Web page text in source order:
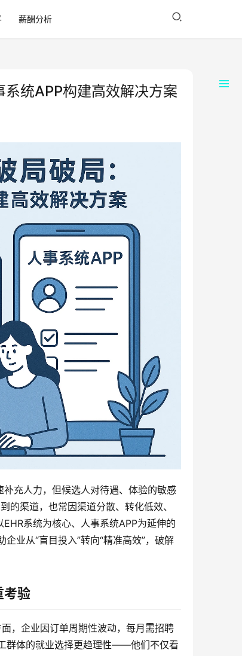
薪酬分析
统APP构建高效解决方案
充人力，但候选人对待遇、体验的敏感
的渠道，也常因渠道分散、转化低效、
系统为核心、人事系统APP为延伸的
企业从“盲目投入”转向“精准高效”，破解
考验
，企业因订单周期性波动，每月需招聘
群体的就业选择更趋理性——他们不仅看